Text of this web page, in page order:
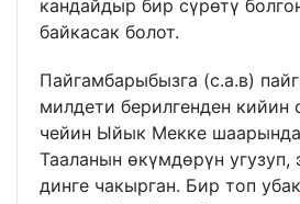
кандайдыр бир сүрөтү
байкасак болот.
Пайгамбарыбызга (с.а.в)
милдети берилгенден кийин
чейин Ыйык Мекке шаарында
Тааланын өкүмдөрүн угузуп,
динге чакырган. Бир топ